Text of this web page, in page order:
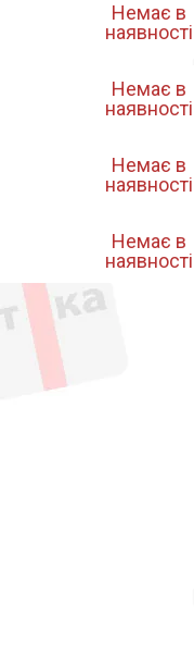
Немає в
наявності
Немає в
наявності
Немає в
наявності
Немає в
наявності